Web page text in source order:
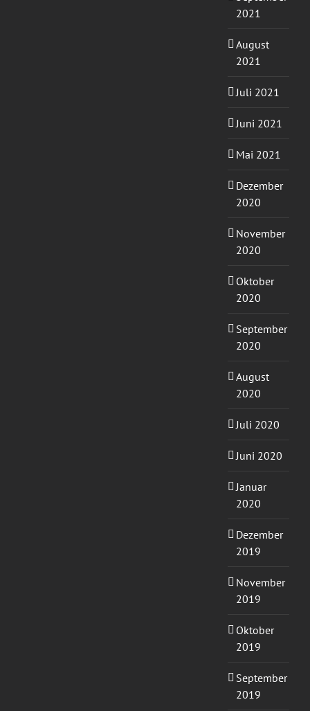
2021
August
2021
Juli 2021
Juni 2021
Mai 2021
Dezember
2020
November
2020
Oktober
2020
September
2020
August
2020
Juli 2020
Juni 2020
Januar
2020
Dezember
2019
November
2019
Oktober
2019
September
2019